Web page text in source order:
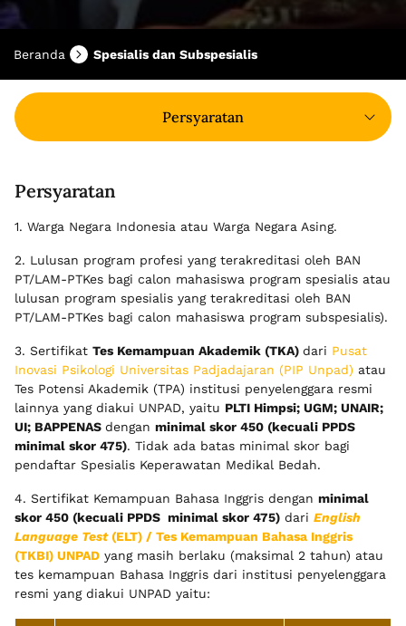
Beranda Spesialis dan Subspesialis
Persyaratan
1. Warga Negara Indonesia atau Warga Negara Asing.
2. Lulusan program profesi yang terakreditasi oleh BAN
PT/LAM-PTKes bagi calon mahasiswa program spesialis atau
lulusan program spesialis yang terakreditasi oleh BAN
PT/LAM-PTKes bagi calon mahasiswa program subspesialis).
3. Sertifikat Tes Kemampuan Akademik (TKA) dari Pusat
Inovasi Psikologi Universitas Padjadajaran (PIP Unpad) atau
Tes Potensi Akademik (TPA) institusi penyelenggara resmi
lainnya yang diakui UNPAD, yaitu PLTI Himpsi; UGM; UNAIR;
UI; BAPPENAS dengan minimal skor 450 (kecuali PPDS
minimal skor 475). Tidak ada batas minimal skor bagi
pendaftar Spesialis Keperawatan Medikal Bedah.
4. Sertifikat Kemampuan Bahasa Inggris dengan minimal
skor 450 (kecuali PPDS minimal skor 475) dari English
Language Test(ELT) / Tes Kemampuan Bahasa Inggris
(TKBI) UNPAD yang masih berlaku (maksimal 2 tahun) atau
tes kemampuan Bahasa Inggris dari institusi penyelenggara
resmi yang diakui UNPAD yaitu: